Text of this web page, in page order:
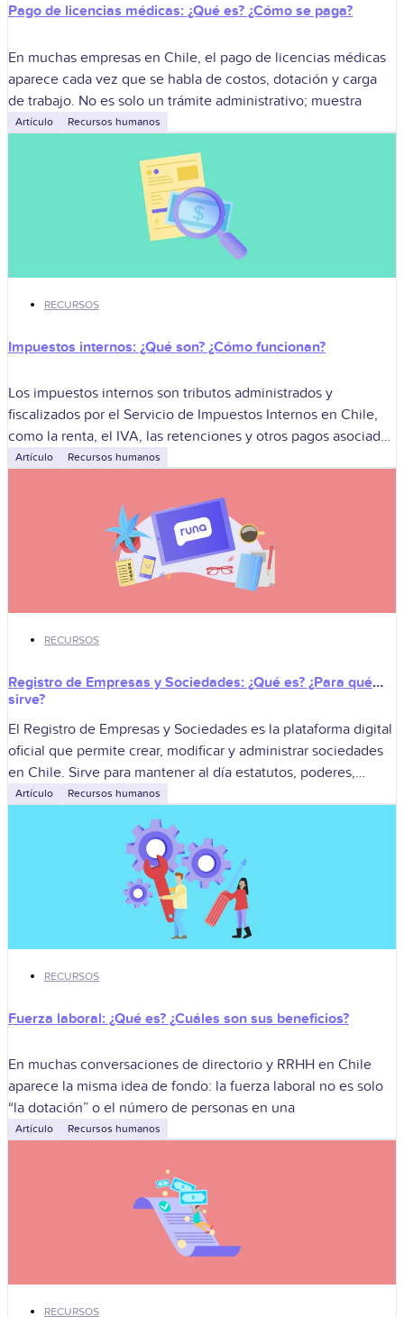
Pago de licencias médicas: ¿Qué es? ¿Cómo se paga?
En muchas empresas en Chile, el pago de licencias médicas
aparece cada vez que se habla de costos, dotación y carga
de trabajo. No es solo un trámite administrativo; muestra
Artículo Recursos humanos
RECURSOS
Impuestos internos: ¿Qué son? ¿Cómo funcionan?
Los impuestos internos son tributos administrados y
fiscalizados por el Servicio de Impuestos Internos en Chile,
como la renta, el IVA, las retenciones y otros pagos asociados
a la actividad
Artículo Recursos humanos
RECURSOS
Registro de Empresas y Sociedades: ¿Qué es? ¿Para qué
sirve?
El Registro de Empresas y Sociedades es la plataforma digital
oficial que permite crear, modificar y administrar sociedades
en Chile. Sirve para mantener al día estatutos, poderes,
representantes y otros
Artículo Recursos humanos
RECURSOS
Fuerza laboral: ¿Qué es? ¿Cuáles son sus beneficios?
En muchas conversaciones de directorio y RRHH en Chile
aparece la misma idea de fondo: la fuerza laboral no es solo
“la dotación” o el número de personas en una
Artículo Recursos humanos
RECURSOS